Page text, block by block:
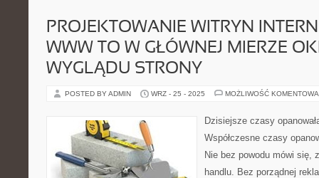
PROJEKTOWANIE WITRYN
WWW TO W GŁÓWNEJ MIERZE
WYGLĄDU STRONY
POSTED BY ADMIN WRZ - 25 - 2025 MOŻLIWOŚĆ
Dzisiejsze czasy
Współczesne czasy
Nie bez powodu mówi się,
handlu. Bez porządnej